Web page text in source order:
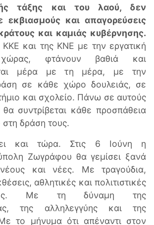
τάξης και του λαού, δεν
εκβιασμούς και απαγορεύσεις
και καμιάς κυβέρνησης.
ΚΚΕ και της ΚΝΕ με την εργατική
φτάνουν βαθιά και
μέρα με τη μέρα, με την
σε κάθε χώρο δουλειάς, σε
και σχολείο. Πάνω σε αυτούς
συντρίβεται κάθε προσπάθεια
δράση τους.
και τώρα. Στις 6 Ιούνη η
Ζωγράφου θα γεμίσει ξανά
και νέες. Με τραγούδια,
αθλητικές και πολιτιστικές
Με τη δύναμη της
της αλληλεγγύης και της
το μήνυμα ότι απέναντι στον